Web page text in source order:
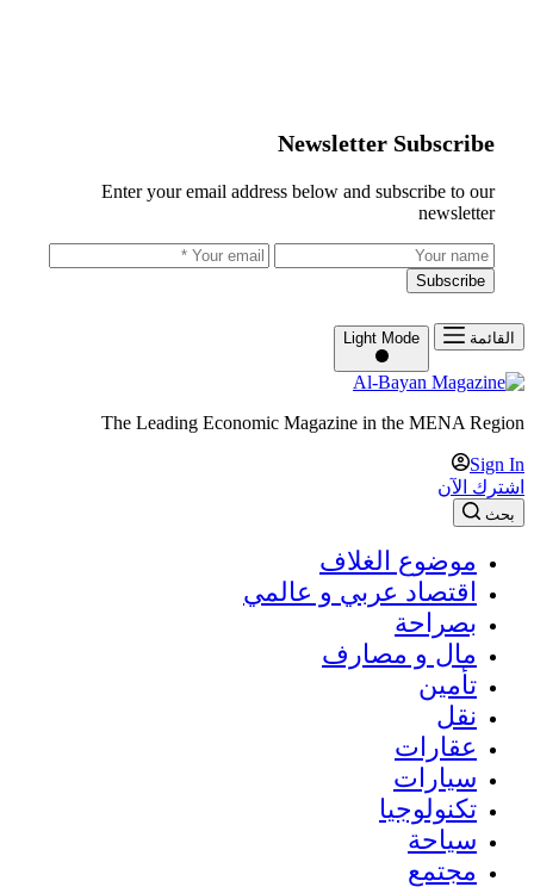
Newsletter Subscribe
Enter your email address below and subscribe to our
newsletter
Subscribe
القائمة Light Mode
The Leading Economic Magazine in the MENA Region
Sign In
اشترك الآن
بحث
موضوع الغلاف
اقتصاد عربي و عالمي
بصراحة
مال و مصارف
تأمين
نقل
عقارات
سيارات
تكنولوجيا
سياحة
مجتمع